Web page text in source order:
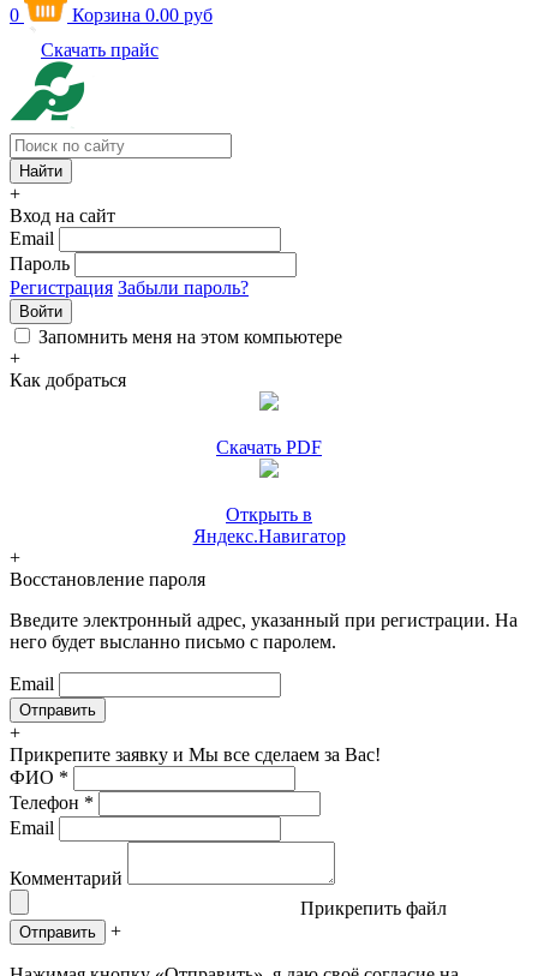
0 Корзина 0.00 руб
Скачать прайс
+
Вход на сайт
Email
Пароль
Регистрация Забыли пароль?
Войти
Запомнить меня на этом компьютере
+
Как добраться
Скачать PDF
Открыть в
Яндекс.Навигатор
+
Восстановление пароля
Введите электронный адрес, указанный при регистрации. На
него будет высланно письмо с паролем.
Email
+
Прикрепите заявку и Мы все сделаем за Вас!
ФИО *
Телефон *
Email
Комментарий
Прикрепить файл
Отправить +